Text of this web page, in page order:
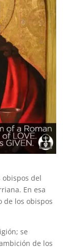
obispos del
En esa
de los obispos
se
de los